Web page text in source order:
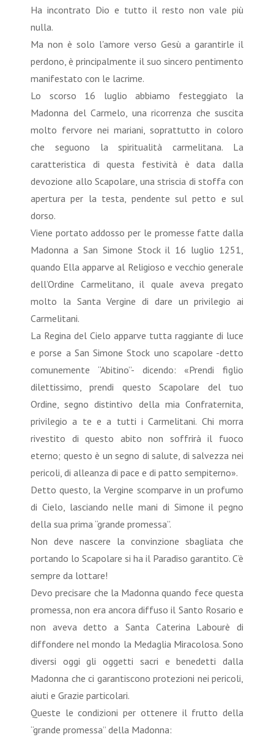
Ha incontrato Dio e tutto il resto non vale più
nulla.
Ma non è solo l'amore verso Gesù a garantirle il
perdono, è principalmente il suo sincero pentimento
manifestato con le lacrime.
Lo scorso 16 luglio abbiamo festeggiato la
Madonna del Carmelo, una ricorrenza che suscita
molto fervore nei mariani, soprattutto in coloro
che seguono la spiritualità carmelitana. La
caratteristica di questa festività è data dalla
devozione allo Scapolare, una striscia di stoffa con
apertura per la testa, pendente sul petto e sul
dorso.
Viene portato addosso per le promesse fatte dalla
Madonna a San Simone Stock il 16 luglio 1251,
quando Ella apparve al Religioso e vecchio generale
dell’Ordine Carmelitano, il quale aveva pregato
molto la Santa Vergine di dare un privilegio ai
Carmelitani.
La Regina del Cielo apparve tutta raggiante di luce
e porse a San Simone Stock uno scapolare -detto
comunemente “Abitino”- dicendo: «Prendi figlio
dilettissimo, prendi questo Scapolare del tuo
Ordine, segno distintivo della mia Confraternita,
privilegio a te e a tutti i Carmelitani. Chi morra
rivestito di questo abito non soffrirà il fuoco
eterno; questo è un segno di salute, di salvezza nei
pericoli, di alleanza di pace e di patto sempiterno».
Detto questo, la Vergine scomparve in un profumo
di Cielo, lasciando nelle mani di Simone il pegno
della sua prima “grande promessa”.
Non deve nascere la convinzione sbagliata che
portando lo Scapolare si ha il Paradiso garantito. C’è
sempre da lottare!
Devo precisare che la Madonna quando fece questa
promessa, non era ancora diffuso il Santo Rosario e
non aveva detto a Santa Caterina Labourè di
diffondere nel mondo la Medaglia Miracolosa. Sono
diversi oggi gli oggetti sacri e benedetti dalla
Madonna che ci garantiscono protezioni nei pericoli,
aiuti e Grazie particolari.
Queste le condizioni per ottenere il frutto della
“grande promessa” della Madonna: